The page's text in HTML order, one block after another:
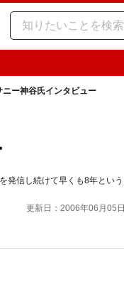
ニー神谷氏インタビュー
発信し続けて早くも8年という
更新日：2006年06月05日